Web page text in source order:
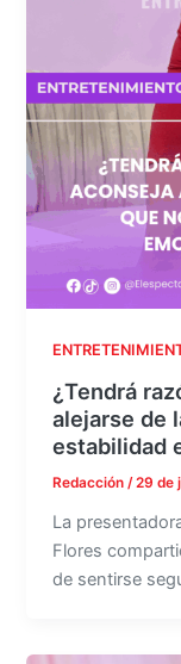
¿Tendrá
alejarse de
estabilidad
Redacción /29 de
La
Flores
de sentirse